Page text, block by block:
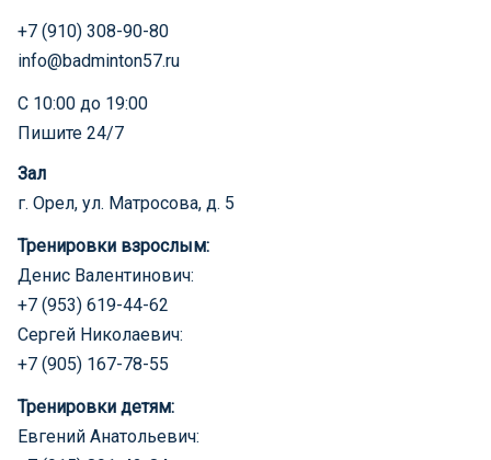
+7 (910) 308-90-80
info@badminton57.ru
С 10:00 до 19:00
Пишите 24/7
Зал
г. Орел, ул. Матросова, д. 5
Тренировки взрослым:
Денис Валентинович:
+7 (953) 619-44-62
Сергей Николаевич:
+7 (905) 167-78-55
Тренировки детям:
Евгений Анатольевич: